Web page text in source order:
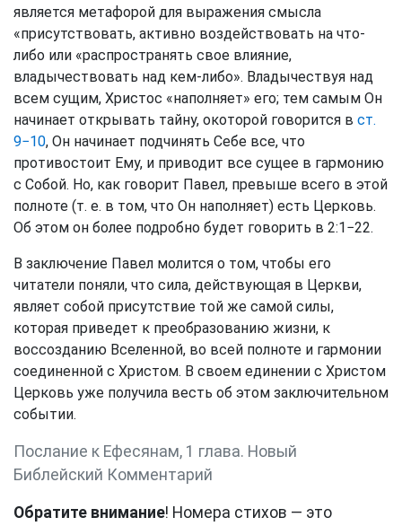
является метафорой для выражения смысла
«присутствовать, активно воздействовать на что-
либо или «распространять свое влияние,
владычествовать над кем-либо». Владычествуя над
всем сущим, Христос «наполняет» его; тем самым Он
начинает открывать тайну, окоторой говорится в ст.
9−10, Он начинает подчинять Себе все, что
противостоит Ему, и приводит все сущее в гармонию
с Собой. Но, как говорит Павел, превыше всего в этой
полноте (т. е. в том, что Он наполняет) есть Церковь.
Об этом он более подробно будет говорить в 2:1−22.
В заключение Павел молится о том, чтобы его
читатели поняли, что сила, действующая в Церкви,
являет собой присутствие той же самой силы,
которая приведет к преобразованию жизни, к
воссозданию Вселенной, во всей полноте и гармонии
соединенной с Христом. В своем единении с Христом
Церковь уже получила весть об этом заключительном
событии.
Послание к Ефесянам, 1 глава. Новый
Библейский Комментарий
Обратите внимание! Номера стихов — это